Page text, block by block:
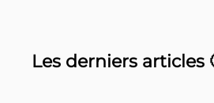
Les derniers articles